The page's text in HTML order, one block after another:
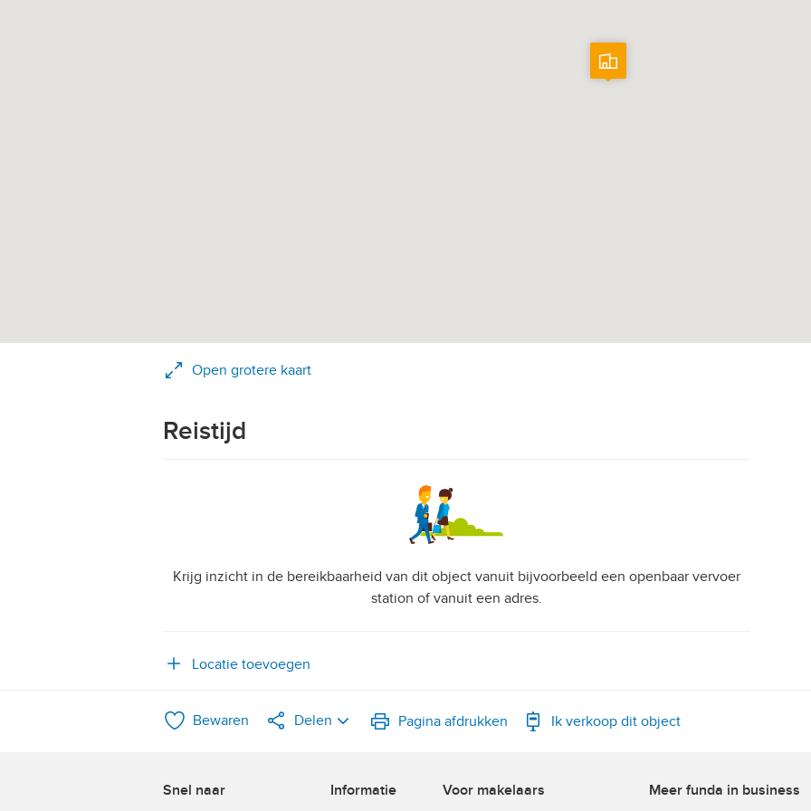
Open grotere kaart
Reistijd
Krijg inzicht in de bereikbaarheid van dit object vanuit bijvoorbeeld een openbaar vervoer
station of vanuit een adres.
Locatie toevoegen
Bewaren Delen Pagina afdrukken Ik verkoop dit object
Snel naar Informatie Voor makelaars Meer funda in business